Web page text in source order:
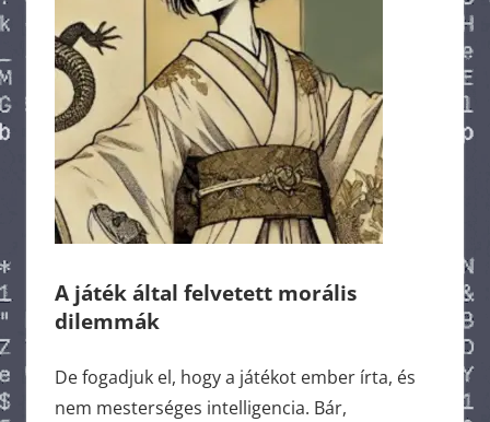
A játék által felvetett morális
dilemmák
De fogadjuk el, hogy a játékot ember írta, és
nem mesterséges intelligencia. Bár,